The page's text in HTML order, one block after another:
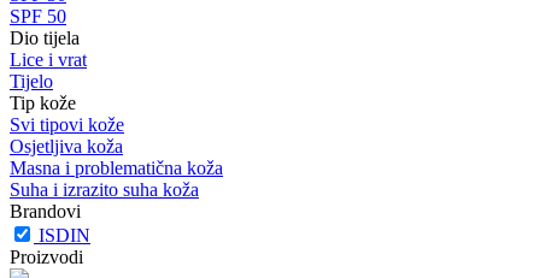
SPF 50
Dio tijela
Lice i vrat
Tijelo
Tip kože
Svi tipovi kože
Osjetljiva koža
Masna i problematična koža
Suha i izrazito suha koža
Brandovi
ISDIN
Proizvodi